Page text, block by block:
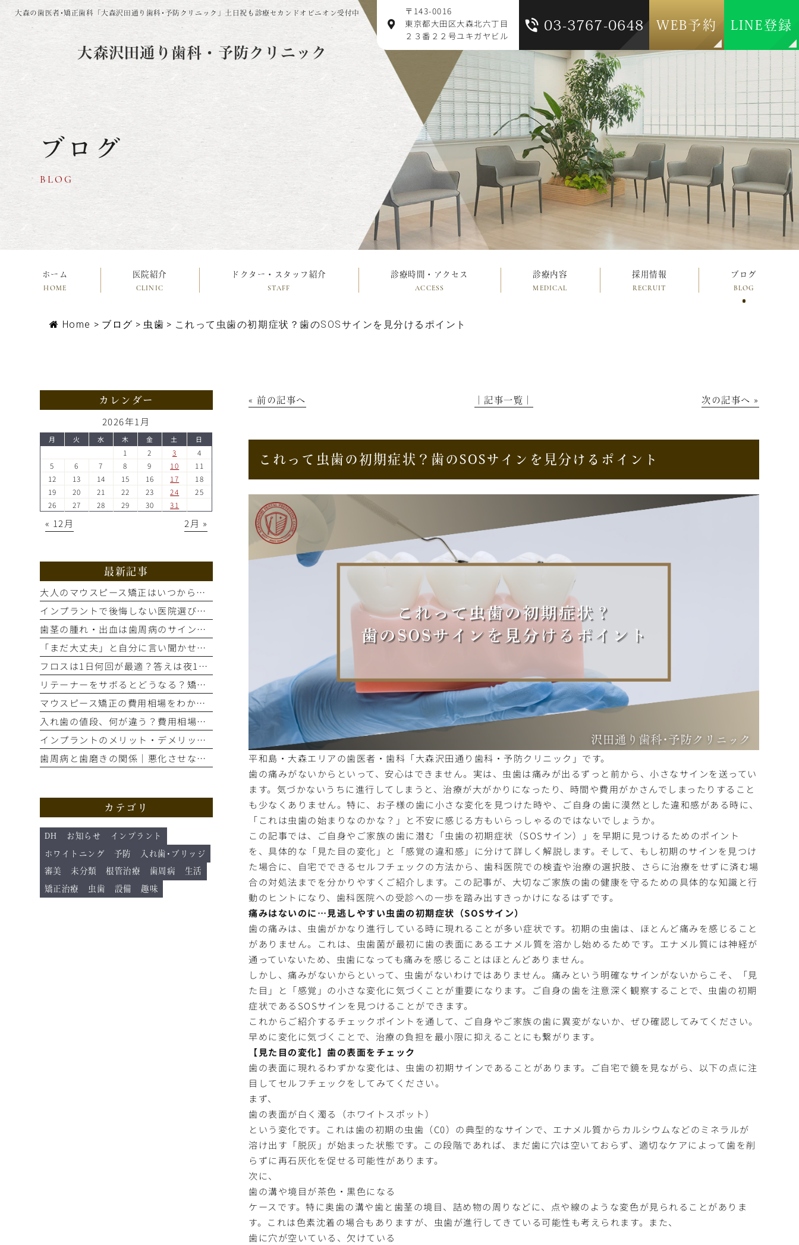
大森の歯医者･矯正歯科「大森沢田通り歯科･予防クリニック」 土日祝も診療セカンドオピニオン受付中
大森沢田通り歯科・予防クリニック
〒143-0016
東京都大田区大森北六丁目
２３番２２号ユキガヤビル
03-3767-0648 WEB予約 LINE登録
ブログ
BLOG
ホーム
HOME
医院紹介
CLINIC
ドクター・スタッフ紹介
STAFF
診療時間・アクセス
ACCESS
診療内容
MEDICAL
採用情報
RECRUIT
ブログ
BLOG
Home > ブログ > 虫歯 > これって虫歯の初期症状？歯のSOSサインを見分けるポイント
« 前の記事へ │記事一覧│ 次の記事へ »
これって虫歯の初期症状？歯のSOSサインを見分けるポイント
平和島・大森エリアの歯医者・歯科「大森沢田通り歯科・予防クリニック」です。
歯の痛みがないからといって、安心はできません。実は、虫歯は痛みが出るずっと前から、小さなサインを送ってい
ます。気づかないうちに進行してしまうと、治療が大がかりになったり、時間や費用がかさんでしまったりすること
も少なくありません。特に、お子様の歯に小さな変化を見つけた時や、ご自身の歯に漠然とした違和感がある時に、
「これは虫歯の始まりなのかな？」と不安に感じる方もいらっしゃるのではないでしょうか。
この記事では、ご自身やご家族の歯に潜む「虫歯の初期症状（SOSサイン）」を早期に見つけるためのポイント
を、具体的な「見た目の変化」と「感覚の違和感」に分けて詳しく解説します。そして、もし初期のサインを見つけ
た場合に、自宅でできるセルフチェックの方法から、歯科医院での検査や治療の選択肢、さらに治療をせずに済む場
合の対処法までを分かりやすくご紹介します。この記事が、大切なご家族の歯の健康を守るための具体的な知識と行
動のヒントになり、歯科医院への受診への一歩を踏み出すきっかけになるはずです。
痛みはないのに…見逃しやすい虫歯の初期症状（SOSサイン）
歯の痛みは、虫歯がかなり進行している時に現れることが多い症状です。初期の虫歯は、ほとんど痛みを感じること
がありません。これは、虫歯菌が最初に歯の表面にあるエナメル質を溶かし始めるためです。エナメル質には神経が
通っていないため、虫歯になっても痛みを感じることはほとんどありません。
しかし、痛みがないからといって、虫歯がないわけではありません。痛みという明確なサインがないからこそ、「見
た目」と「感覚」の小さな変化に気づくことが重要になります。ご自身の歯を注意深く観察することで、虫歯の初期
症状であるSOSサインを見つけることができます。
これからご紹介するチェックポイントを通して、ご自身やご家族の歯に異変がないか、ぜひ確認してみてください。
早めに変化に気づくことで、治療の負担を最小限に抑えることにも繋がります。
【見た目の変化】歯の表面をチェック
歯の表面に現れるわずかな変化は、虫歯の初期サインであることがあります。ご自宅で鏡を見ながら、以下の点に注
目してセルフチェックをしてみてください。
まず、
歯の表面が白く濁る（ホワイトスポット）
という変化です。これは歯の初期の虫歯（C0）の典型的なサインで、エナメル質からカルシウムなどのミネラルが
溶け出す「脱灰」が始まった状態です。この段階であれば、まだ歯に穴は空いておらず、適切なケアによって歯を削
らずに再石灰化を促せる可能性があります。
次に、
歯の溝や境目が茶色・黒色になる
ケースです。特に奥歯の溝や歯と歯茎の境目、詰め物の周りなどに、点や線のような変色が見られることがありま
す。これは色素沈着の場合もありますが、虫歯が進行してきている可能性も考えられます。また、
歯に穴が空いている、欠けている
カレンダー
2026年1月
月 火 水 木 金 土 日
1 2 3
4
5
6 7 8 9 10
11
12
13 14 15 16 17
18
19
20 21 22 23 24
25
26
27 28 29 30 31
« 12月 2月 »
最新記事
大人のマウスピース矯正はいつから？適応歯並びと治療の流れを解説
インプラントで後悔しない医院選び｜手術前の精密検査が重要な理由
歯茎の腫れ・出血は歯周病のサイン？進行度別の症状と治療法を解説
「まだ大丈夫」と自分に言い聞かせてない？歯のSOSサイン5選
フロスは1日何回が最適？答えは夜1回。正しいやり方とタイミング
リテーナーをサボるとどうなる？矯正後の後戻りを防ぐ装着期間の話
マウスピース矯正の費用相場をわかりやすく解説！総額はいくら？
入れ歯の値段、何が違う？費用相場と見た目・噛み心地の比較ポイント
インプラントのメリット・デメリット｜もう笑顔をためらわない選択とは
歯周病と歯磨きの関係｜悪化させないために今すぐ自分でできること
カテゴリ
DH お知らせ インプラント
ホワイトニング 予防 入れ歯･ブリッジ
審美 未分類 根管治療 歯周病 生活
矯正治療 虫歯 設備 趣味